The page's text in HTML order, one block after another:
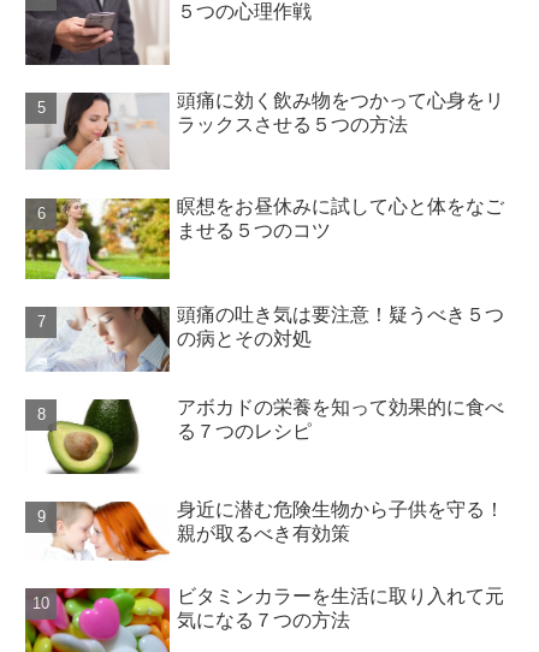
５つの心理作戦
頭痛に効く飲み物をつかって心身をリ
ラックスさせる５つの方法
瞑想をお昼休みに試して心と体をなご
ませる５つのコツ
頭痛の吐き気は要注意！疑うべき５つ
の病とその対処
アボカドの栄養を知って効果的に食べ
る７つのレシピ
身近に潜む危険生物から子供を守る！
親が取るべき有効策
ビタミンカラーを生活に取り入れて元
気になる７つの方法